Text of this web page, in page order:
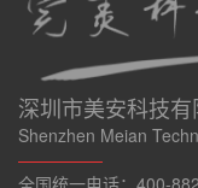
深圳市美安科技有
Shenzhen Meian
—————
全国统一电话：400-